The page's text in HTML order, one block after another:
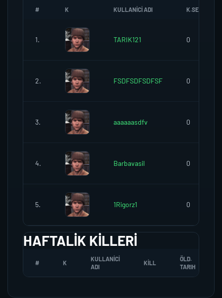
# K KULLANICI ADI K.SEREFI
1. TARIK121 0
2. FSDFSDFSDFSF 0
3. aaaaaasdfv 0
4. Barbavasil 0
5. 1Rigorz1 0
HAFTALIK KILLERI
# K
KULLANICI
ADI
KILL
ÖLD.
TARIH